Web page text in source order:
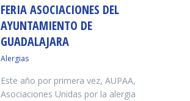
FERIA ASOCIACIONES DEL
AYUNTAMIENTO DE
GUADALAJARA
Alergias
Este año por primera vez, AUPAA,
Asociaciones Unidas por la alergia